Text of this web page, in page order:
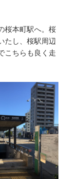
桜本町駅へ。桜
たし、桜駅周辺
こちらも良く走